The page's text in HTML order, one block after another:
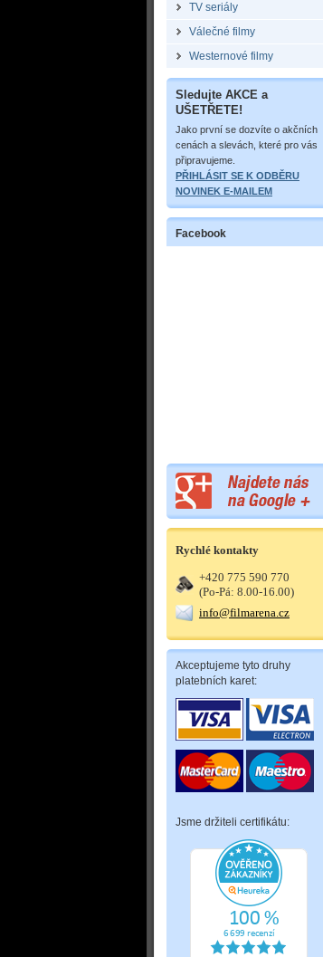
TV seriály
Válečné filmy
Westernové filmy
Sledujte AKCE a
UŠETŘETE!
Jako první se dozvíte o akčních
cenách a slevách, které pro vás
připravujeme.
PŘIHLÁSIT SE K ODBĚRU
NOVINEK E-MAILEM
Facebook
Rychlé kontakty
+420 775 590 770
(Po-Pá: 8.00-16.00)
info@filmarena.cz
Akceptujeme tyto druhy
platebních karet:
Jsme držiteli certifikátu: